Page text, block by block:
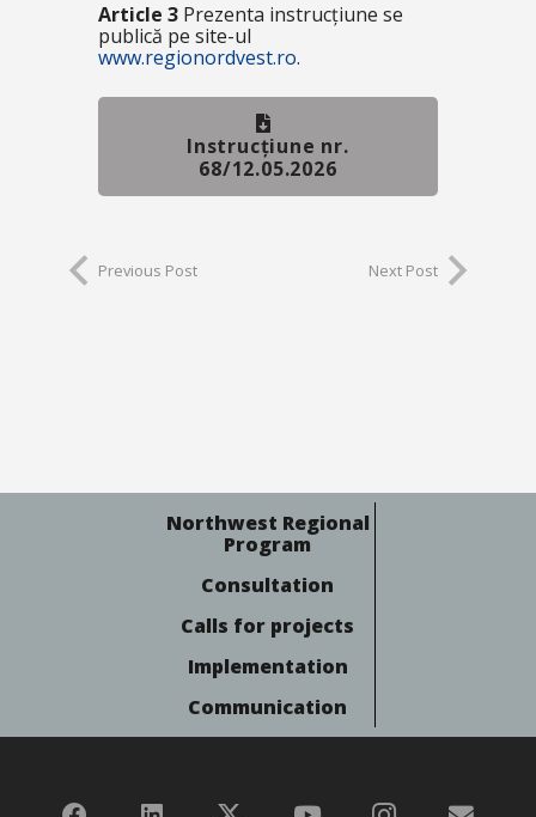
Article 3 Prezenta instrucțiune se
publică pe site-ul
www.regionordvest.ro.
Instrucțiune nr.
68/12.05.2026
Previous Post Next Post
Northwest Regional
Program
Consultation
Calls for projects
Implementation
Communication